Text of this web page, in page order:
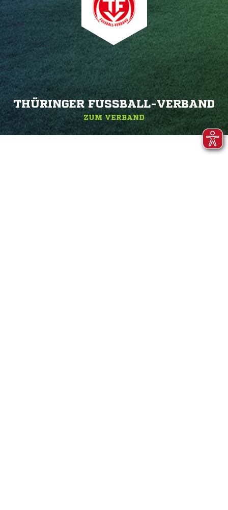
THÜRINGER FUSSBALL-VERBAND
ZUM VERBAND